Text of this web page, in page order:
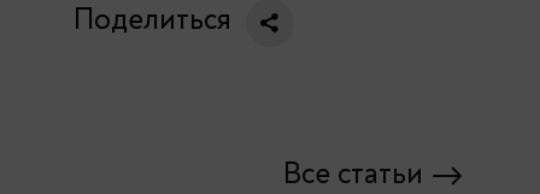
Поделиться
Все статьи